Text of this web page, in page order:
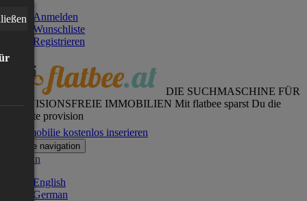
Anmelden
Wunschliste
Registrieren
DIE SUCHMASCHINE FÜR
PROVISIONSFREIE IMMOBILIEN Mit flatbee sparst Du die
gesamte provision
Immobilie kostenlos inserieren
Toggle navigation
German
English
German